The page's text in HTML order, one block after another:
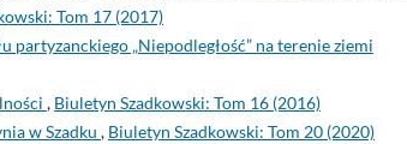
Tom 17 (2017)
partyzanckiego „Niepodległość” na terenie ziemi
, Biuletyn Szadkowski: Tom 16 (2016)
w Szadku , Biuletyn Szadkowski: Tom 20 (2020)